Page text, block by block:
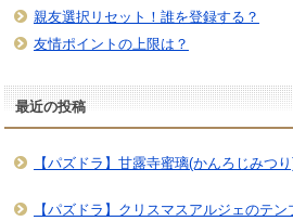
親友選択リセット！誰を登録する？
友情ポイントの上限は？
最近の投稿
【パズドラ】甘露寺蜜璃(かんろじみつ
【パズドラ】クリスマスアルジェのテ